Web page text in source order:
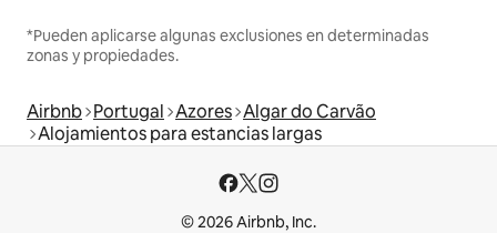
*Pueden aplicarse algunas exclusiones en determinadas
zonas y propiedades.
Airbnb Portugal Azores Algar do Carvão
Alojamientos para estancias largas
© 2026 Airbnb, Inc.